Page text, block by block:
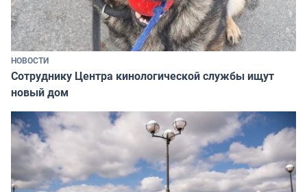
НОВОСТИ
Сотруднику Центра кинологической службы ищут
новый дом